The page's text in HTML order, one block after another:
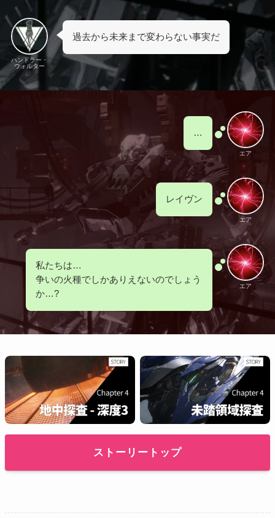
ハンドラー・
ウォルター
過去から未来まで変わらない事実だ
エア
…
エア
レイヴン
エア
私たちは…
争いの火種でしかありえないのでしょう
か…?
ストーリートップ